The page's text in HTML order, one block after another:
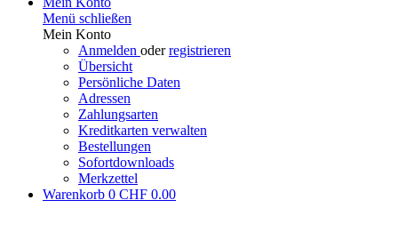
Menü schließen
Mein Konto
Anmelden oderregistrieren
Übersicht
Persönliche Daten
Adressen
Zahlungsarten
Kreditkarten verwalten
Bestellungen
Sofortdownloads
Merkzettel
Warenkorb 0 CHF 0.00